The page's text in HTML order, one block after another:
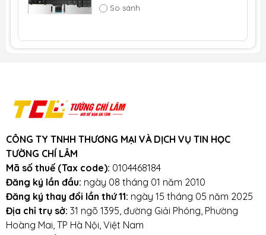
So sánh
CÔNG TY TNHH THƯƠNG MẠI VÀ DỊCH VỤ TIN HỌC
TƯỜNG CHÍ LÂM
Mã số thuế (Tax code): 0104468184
Đăng ký lần đầu: ngày 08 tháng 01 năm 2010
Đăng ký thay đổi lần thứ 11: ngày 15 tháng 05 năm 2025
Địa chỉ trụ sở: 31 ngõ 1395, đường Giải Phóng, Phường
Hoàng Mai, TP Hà Nội, Việt Nam